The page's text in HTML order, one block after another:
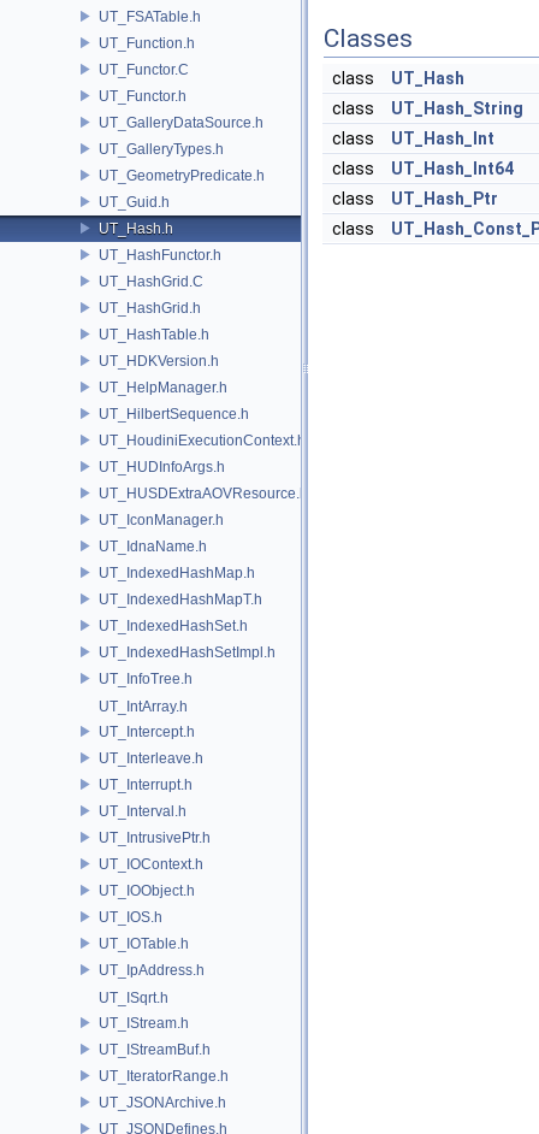
UT_FSATable.h
UT_Function.h
UT_Functor.C
UT_Functor.h
UT_GalleryDataSource.h
UT_GalleryTypes.h
UT_GeometryPredicate.h
UT_Guid.h
UT_Hash.h
UT_HashFunctor.h
UT_HashGrid.C
UT_HashGrid.h
UT_HashTable.h
UT_HDKVersion.h
UT_HelpManager.h
UT_HilbertSequence.h
UT_HoudiniExecutionContext.h
UT_HUDInfoArgs.h
UT_HUSDExtraAOVResource.h
UT_IconManager.h
UT_IdnaName.h
UT_IndexedHashMap.h
UT_IndexedHashMapT.h
UT_IndexedHashSet.h
UT_IndexedHashSetImpl.h
UT_InfoTree.h
UT_IntArray.h
UT_Intercept.h
UT_Interleave.h
UT_Interrupt.h
UT_Interval.h
UT_IntrusivePtr.h
UT_IOContext.h
UT_IOObject.h
UT_IOS.h
UT_IOTable.h
UT_IpAddress.h
UT_ISqrt.h
UT_IStream.h
UT_IStreamBuf.h
UT_IteratorRange.h
UT_JSONArchive.h
UT_JSONDefines.h
Classes
class
UT_Hash
class
UT_Hash_String
class
UT_Hash_Int
class
UT_Hash_Int64
class
UT_Hash_Ptr
class